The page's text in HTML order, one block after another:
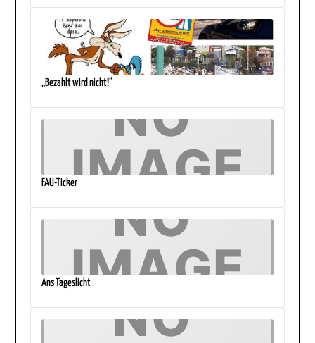
„Bezahlt wird nicht!“
FAU-Ticker
Ans Tageslicht